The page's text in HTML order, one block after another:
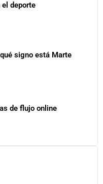
deporte
signo está Marte
de flujo online